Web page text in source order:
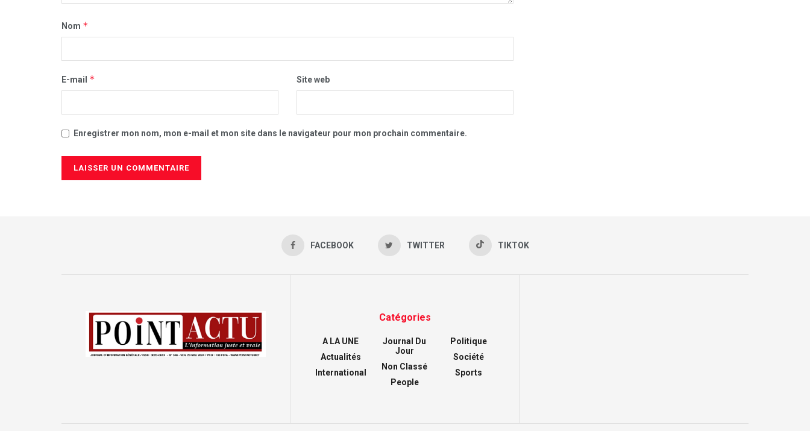
Nom *
E-mail * Site web
Enregistrer mon nom, mon e-mail et mon site dans le navigateur pour mon prochain commentaire.
FACEBOOK TWITTER TIKTOK
Catégories
A LA UNE
Actualités
International
Journal Du
Jour
Non Classé
People
Politique
Société
Sports